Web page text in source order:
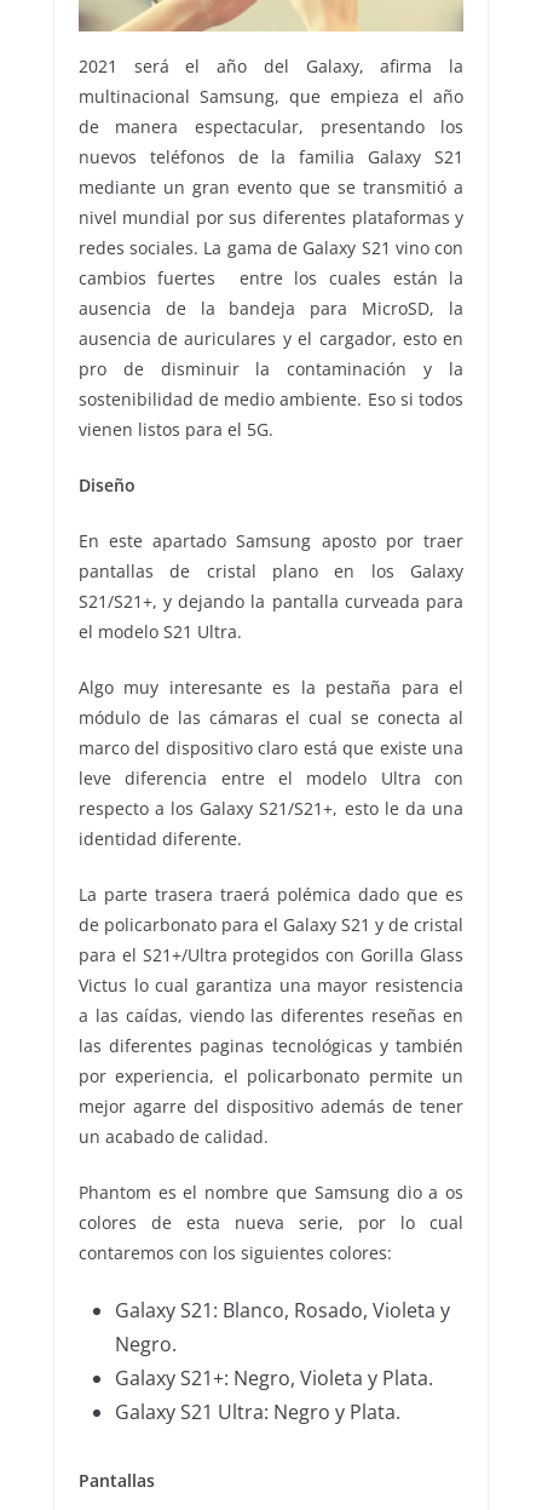
2021 será el año del Galaxy, afirma la
multinacional Samsung, que empieza el año
de manera espectacular, presentando los
nuevos teléfonos de la familia Galaxy S21
mediante un gran evento que se transmitió a
nivel mundial por sus diferentes plataformas y
redes sociales. La gama de Galaxy S21 vino con
cambios fuertes entre los cuales están la
ausencia de la bandeja para MicroSD, la
ausencia de auriculares y el cargador, esto en
pro de disminuir la contaminación y la
sostenibilidad de medio ambiente. Eso si todos
vienen listos para el 5G.
Diseño
En este apartado Samsung aposto por traer
pantallas de cristal plano en los Galaxy
S21/S21+, y dejando la pantalla curveada para
el modelo S21 Ultra.
Algo muy interesante es la pestaña para el
módulo de las cámaras el cual se conecta al
marco del dispositivo claro está que existe una
leve diferencia entre el modelo Ultra con
respecto a los Galaxy S21/S21+, esto le da una
identidad diferente.
La parte trasera traerá polémica dado que es
de policarbonato para el Galaxy S21 y de cristal
para el S21+/Ultra protegidos con Gorilla Glass
Victus lo cual garantiza una mayor resistencia
a las caídas, viendo las diferentes reseñas en
las diferentes paginas tecnológicas y también
por experiencia, el policarbonato permite un
mejor agarre del dispositivo además de tener
un acabado de calidad.
Phantom es el nombre que Samsung dio a os
colores de esta nueva serie, por lo cual
contaremos con los siguientes colores:
Galaxy S21: Blanco, Rosado, Violeta y
Negro.
Galaxy S21+: Negro, Violeta y Plata.
Galaxy S21 Ultra: Negro y Plata.
Pantallas